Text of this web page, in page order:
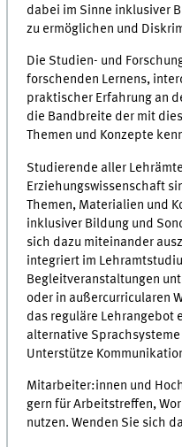
dabei im Sinne inklusiver
zu ermöglichen und
Die Studien- und
forschenden Lernens,
praktischer Erfahrung an
die Bandbreite der mit
Themen und Konzepte
Studierende aller
Erziehungswissenschaft
Themen, Materialien und
inklusiver Bildung und
sich dazu miteinander
integriert im
Begleitveranstaltungen
oder in außercurricularen
das reguläre Lehrangebot
alternative
Unterstütze
Mitarbeiter:innen und
gern für Arbeitstreffen,
nutzen. Wenden Sie sich